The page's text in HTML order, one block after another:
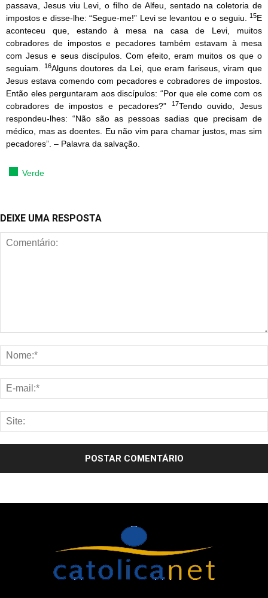
passava, Jesus viu Levi, o filho de Alfeu, sentado na coletoria de
impostos e disse-lhe: “Segue-me!” Levi se levantou e o seguiu.
15E
aconteceu que, estando à mesa na casa de Levi, muitos
cobradores de impostos e pecadores também estavam à mesa
com Jesus e seus discípulos. Com efeito, eram muitos os que o
seguiam.
16Alguns doutores da Lei, que eram fariseus, viram que
Jesus estava comendo com pecadores e cobradores de impostos.
Então eles perguntaram aos discípulos: “Por que ele come com os
cobradores de impostos e pecadores?”
17Tendo ouvido, Jesus
respondeu-lhes: “Não são as pessoas sadias que precisam de
médico, mas as doentes. Eu não vim para chamar justos, mas sim
pecadores”. – Palavra da salvação.
Verde
DEIXE UMA RESPOSTA